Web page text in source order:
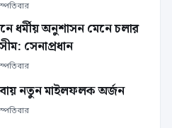
ধর্মীয় অনুশাসন মেনে চলার
সেনাপ্রধান
নতুন মাইলফলক অর্জন